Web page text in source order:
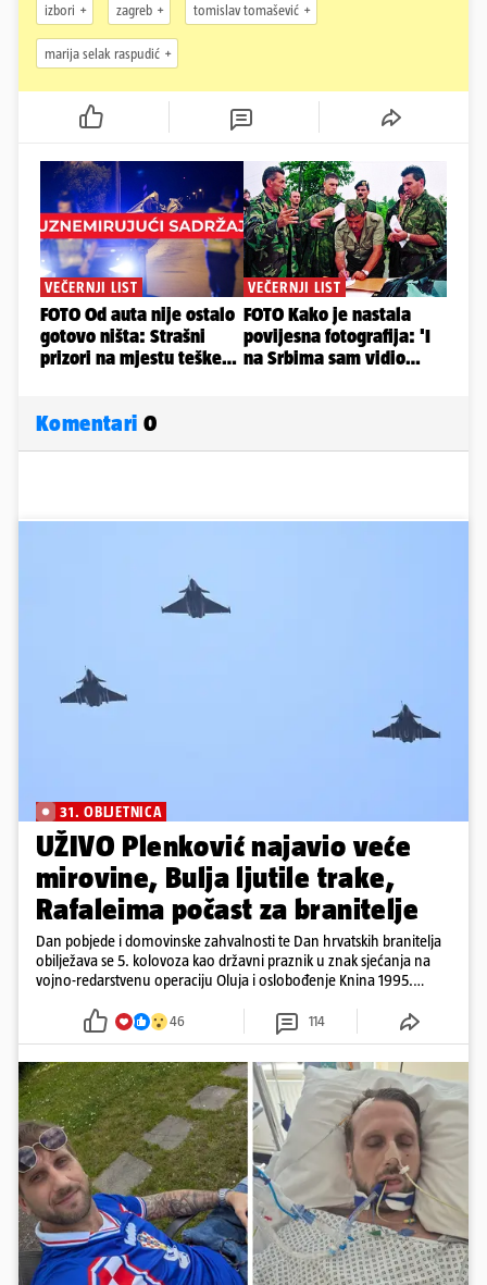
izbori zagreb tomislav tomašević
marija selak raspudić
Komentari 0
31. OBLJETNICA
UŽIVO Plenković najavio veće
mirovine, Bulja ljutile trake,
Rafaleima počast za branitelje
Dan pobjede i domovinske zahvalnosti te Dan hrvatskih branitelja
obilježava se 5. kolovoza kao državni praznik u znak sjećanja na
vojno-redarstvenu operaciju Oluja i oslobođenje Knina 1995.
46 114